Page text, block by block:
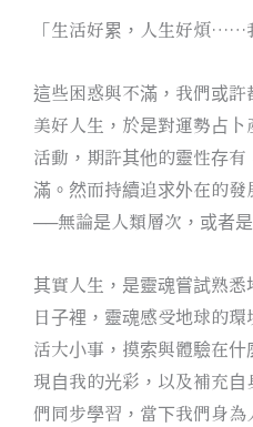
「生活好累，人生好煩……
這些困惑與不滿，我們或
美好人生，於是對運勢占
活動，期許其他的靈性存
滿。然而持續追求外在的
──無論是人類層次，或者
其實人生，是靈魂嘗試熟
日子裡，靈魂感受地球的
活大小事，摸索與體驗在
現自我的光彩，以及補充
們同步學習，當下我們身